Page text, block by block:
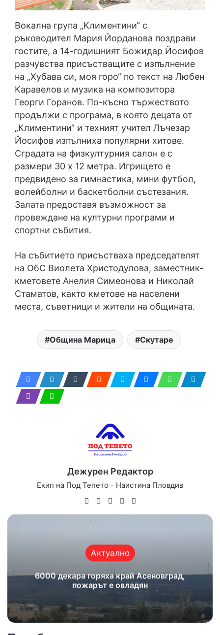
Вокална група „Климентини“ с
ръководител Мария Йорданова поздрави
гостите, а 14-годишният Божидар Йосифов
разчувства присъстващите с изпълнение
на „Хубава си, моя горо“ по текст на Любен
Каравелов и музика на композитора
Георги Горанов. По-късно тържеството
продължи с програма, в която децата от
„Климентини“ и техният учител Лъчезар
Йосифов изпълниха популярни хитове.
Сградата на физкултурния салон е с
размери 30 х 12 метра. Игрището е
предвидено за гимнастика, мини футбол,
волейболни и баскетболни състезания.
Залата предоставя възможност за
провеждане на културни програми и
спортни събития.
На събитието присъстваха председателят
на ОбС Виолета Христодулова, заместник-
кметовете Анелия Симеонова и Николай
Стаматов, както кметове на населени
места, съветници и жители на общината.
Община Марица Скутаре
Дежурен Редактор
Екип на Под Тепето - Наистина Пловдив
WebsiteFacebook
X YouTube
Актуално
6000 декара горяха край Асеновград,
пожарът е овладян